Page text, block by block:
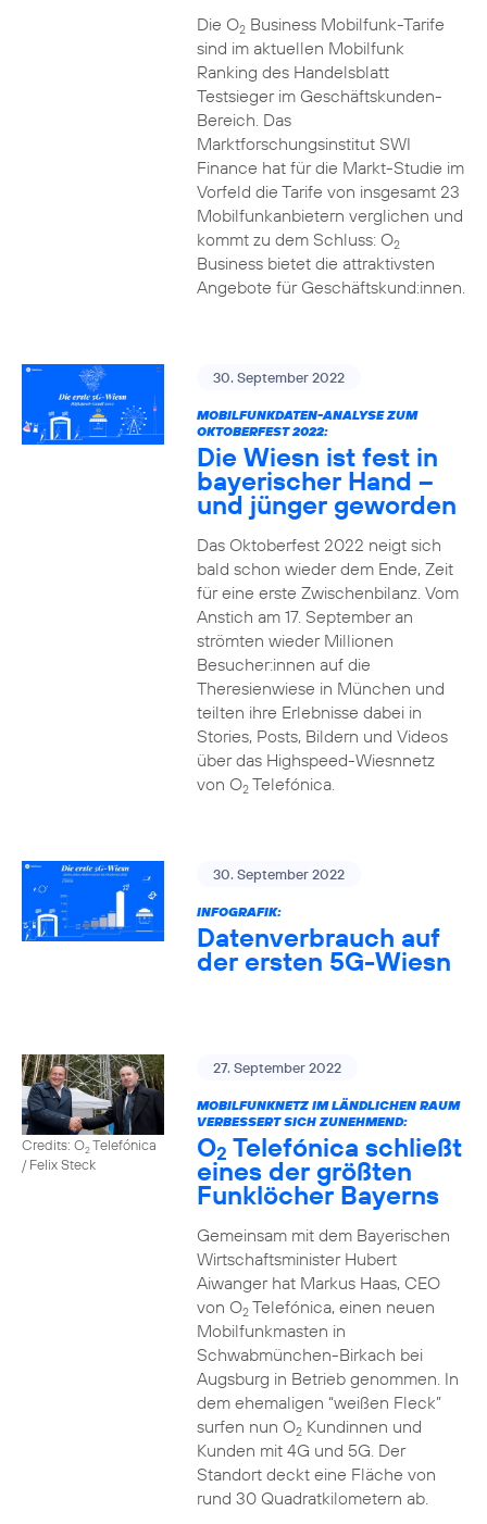
Die O2Business Mobilfunk-Tarife
sind im aktuellen Mobilfunk
Ranking des Handelsblatt
Testsieger im Geschäftskunden-
Bereich. Das
Marktforschungsinstitut SWI
Finance hat für die Markt-Studie im
Vorfeld die Tarife von insgesamt 23
Mobilfunkanbietern verglichen und
kommt zu dem Schluss: O2
Business bietet die attraktivsten
Angebote für Geschäftskund:innen.
30. September 2022
MOBILFUNKDATEN-ANALYSE ZUM
OKTOBERFEST 2022:
Die Wiesn ist fest in
bayerischer Hand –
und jünger geworden
Das Oktoberfest 2022 neigt sich
bald schon wieder dem Ende, Zeit
für eine erste Zwischenbilanz. Vom
Anstich am 17. September an
strömten wieder Millionen
Besucher:innen auf die
Theresienwiese in München und
teilten ihre Erlebnisse dabei in
Stories, Posts, Bildern und Videos
über das Highspeed-Wiesnnetz
von O2Telefónica.
30. September 2022
INFOGRAFIK:
Datenverbrauch auf
der ersten 5G-Wiesn
Credits: O2Telefónica
/ Felix Steck
27. September 2022
MOBILFUNKNETZ IM LÄNDLICHEN RAUM
VERBESSERT SICH ZUNEHMEND:
O2 Telefónica schließt
eines der größten
Funklöcher Bayerns
Gemeinsam mit dem Bayerischen
Wirtschaftsminister Hubert
Aiwanger hat Markus Haas, CEO
von O2Telefónica, einen neuen
Mobilfunkmasten in
Schwabmünchen-Birkach bei
Augsburg in Betrieb genommen. In
dem ehemaligen “weißen Fleck”
surfen nun O2Kundinnen und
Kunden mit 4G und 5G. Der
Standort deckt eine Fläche von
rund 30 Quadratkilometern ab.